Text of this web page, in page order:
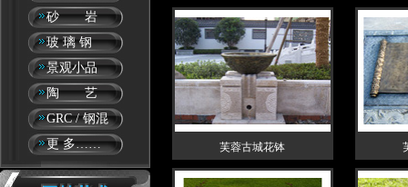
砂 岩
玻 璃 钢
景观小品
陶 艺
GRC / 钢混
更 多……
芙蓉古城花钵